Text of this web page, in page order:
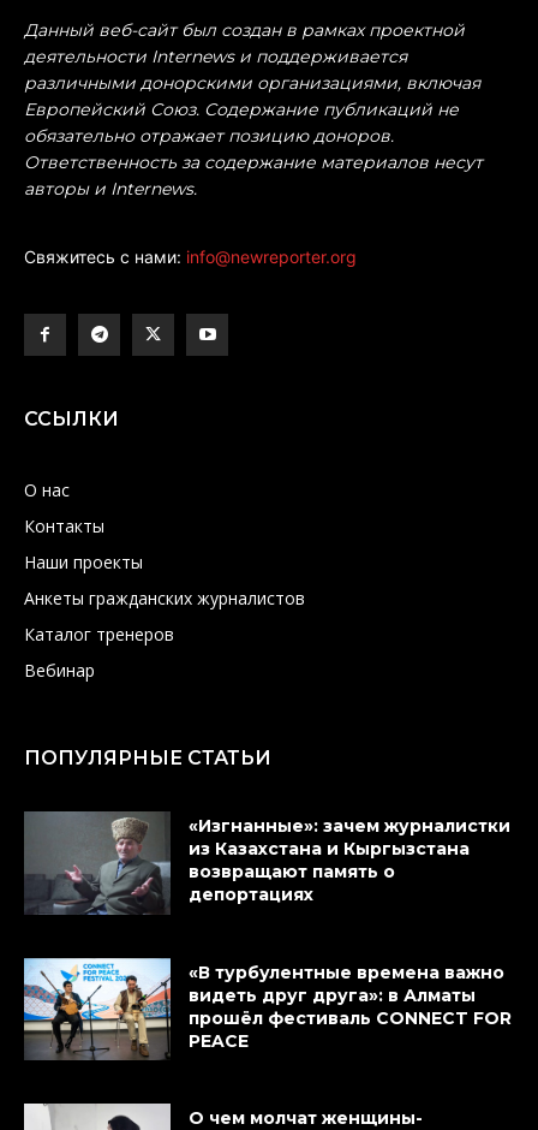
Данный веб-сайт был создан в рамках проектной
деятельности Internews и поддерживается
различными донорскими организациями, включая
Европейский Союз. Содержание публикаций не
обязательно отражает позицию доноров.
Ответственность за содержание материалов несут
авторы и Internews.
Свяжитесь с нами: info@newreporter.org
ССЫЛКИ
О нас
Контакты
Наши проекты
Анкеты гражданских журналистов
Каталог тренеров
Вебинар
ПОПУЛЯРНЫЕ СТАТЬИ
«Изгнанные»: зачем журналистки
из Казахстана и Кыргызстана
возвращают память о
депортациях
«В турбулентные времена важно
видеть друг друга»: в Алматы
прошёл фестиваль CONNECT FOR
PEACE
О чем молчат женщины-